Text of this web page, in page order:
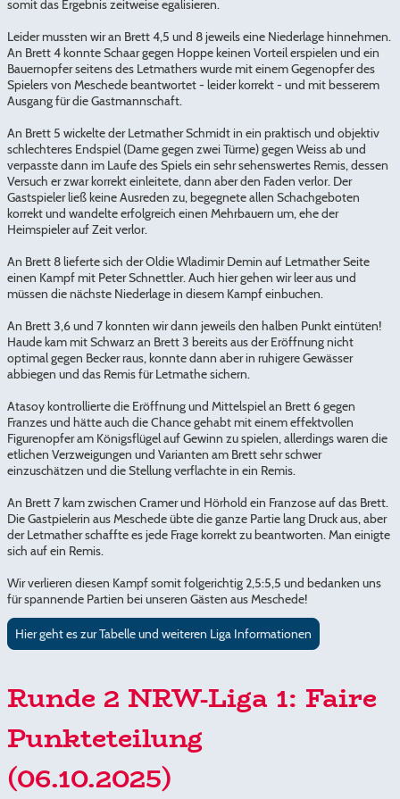
somit das Ergebnis zeitweise egalisieren.
Leider mussten wir an Brett 4,5 und 8 jeweils eine Niederlage hinnehmen.
An Brett 4 konnte Schaar gegen Hoppe keinen Vorteil erspielen und ein
Bauernopfer seitens des Letmathers wurde mit einem Gegenopfer des
Spielers von Meschede beantwortet - leider korrekt - und mit besserem
Ausgang für die Gastmannschaft.
An Brett 5 wickelte der Letmather Schmidt in ein praktisch und objektiv
schlechteres Endspiel (Dame gegen zwei Türme) gegen Weiss ab und
verpasste dann im Laufe des Spiels ein sehr sehenswertes Remis, dessen
Versuch er zwar korrekt einleitete, dann aber den Faden verlor. Der
Gastspieler ließ keine Ausreden zu, begegnete allen Schachgeboten
korrekt und wandelte erfolgreich einen Mehrbauern um, ehe der
Heimspieler auf Zeit verlor.
An Brett 8 lieferte sich der Oldie Wladimir Demin auf Letmather Seite
einen Kampf mit Peter Schnettler. Auch hier gehen wir leer aus und
müssen die nächste Niederlage in diesem Kampf einbuchen.
An Brett 3,6 und 7 konnten wir dann jeweils den halben Punkt eintüten!
Haude kam mit Schwarz an Brett 3 bereits aus der Eröffnung nicht
optimal gegen Becker raus, konnte dann aber in ruhigere Gewässer
abbiegen und das Remis für Letmathe sichern.
Atasoy kontrollierte die Eröffnung und Mittelspiel an Brett 6 gegen
Franzes und hätte auch die Chance gehabt mit einem effektvollen
Figurenopfer am Königsflügel auf Gewinn zu spielen, allerdings waren die
etlichen Verzweigungen und Varianten am Brett sehr schwer
einzuschätzen und die Stellung verflachte in ein Remis.
An Brett 7 kam zwischen Cramer und Hörhold ein Franzose auf das Brett.
Die Gastpielerin aus Meschede übte die ganze Partie lang Druck aus, aber
der Letmather schaffte es jede Frage korrekt zu beantworten. Man einigte
sich auf ein Remis.
Wir verlieren diesen Kampf somit folgerichtig 2,5:5,5 und bedanken uns
für spannende Partien bei unseren Gästen aus Meschede!
Hier geht es zur Tabelle und weiteren Liga Informationen
Runde 2 NRW-Liga 1: Faire
Punkteteilung
(06.10.2025)